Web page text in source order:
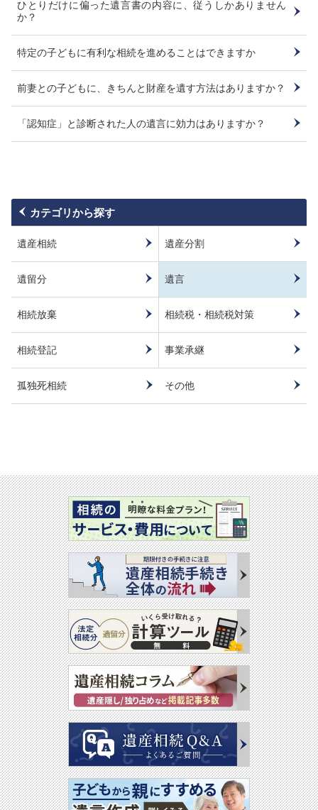
ひとりだけに偏った遺言書の内容に、従うしかありません
か？
特定の子どもに有利な相続を進めることはできますか
前妻との子どもに、きちんと財産を遺す方法はありますか？
「認知症」と診断された人の遺言に効力はありますか？
カテゴリから探す
遺産相続 遺産分割
遺留分 遺言
相続放棄 相続税・相続税対策
相続登記 事業承継
孤独死相続 その他